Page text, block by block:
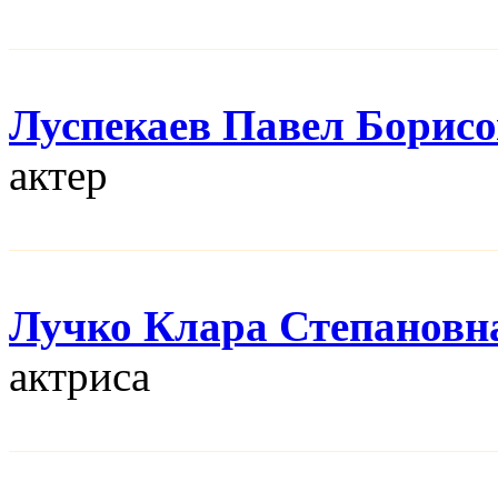
Луспекаев Павел
актер
Лучко Клара
актриса